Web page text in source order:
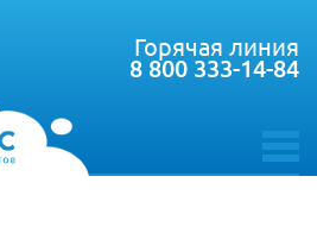
toggle
Горячая линия
8 800 333-14-84